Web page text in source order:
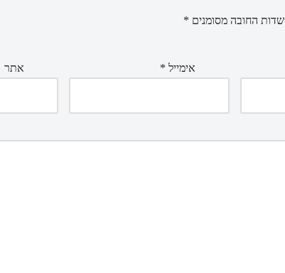
שדות החובה מסומנים *
אימייל * אתר